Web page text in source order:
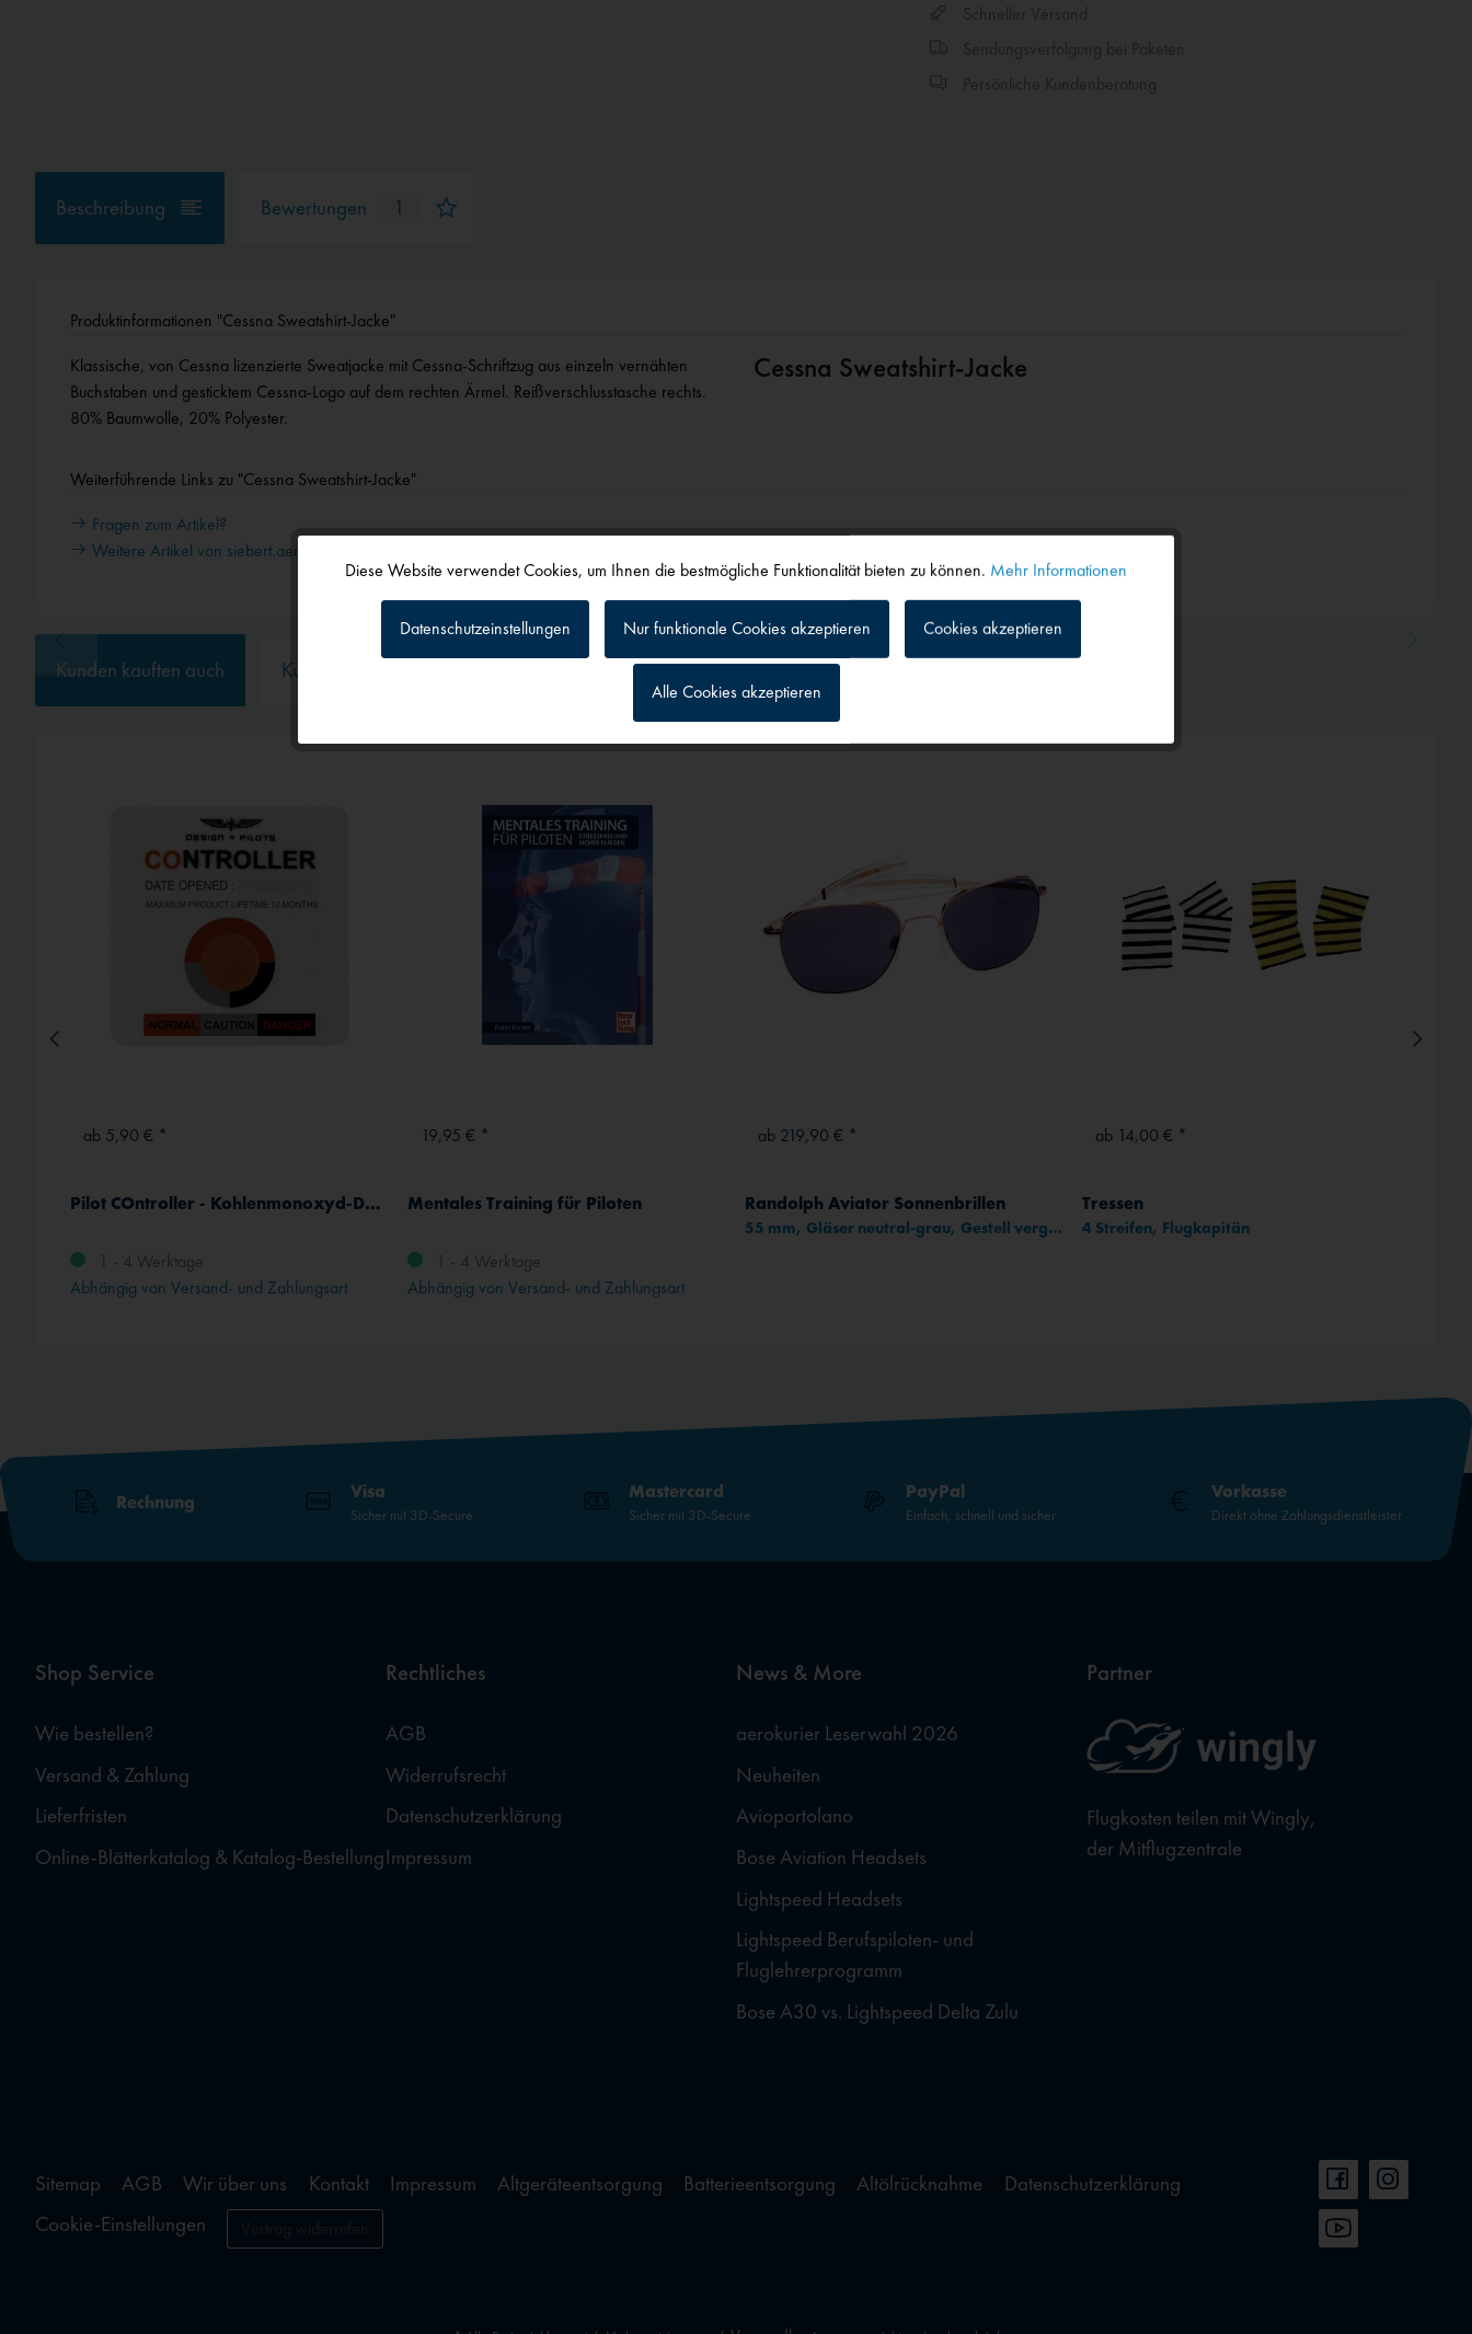
Beschreibung Bewertungen 1
Produktinformationen "Cessna Sweatshirt-Jacke"
Klassische, von Cessna lizenzierte Sweatjacke mit Cessna-Schriftzug aus einzeln vernähten
Buchstaben und gesticktem Cessna-Logo auf dem rechten Ärmel. Reißverschlusstasche rechts.
80% Baumwolle, 20% Polyester.
Cessna Sweatshirt-Jacke
Weiterführende Links zu "Cessna Sweatshirt-Jacke"
Fragen zum Artikel?
Weitere Artikel von siebert.aero
Kunden kauften auch Kunden haben sich ebenfalls angesehen
ab 5,90 € *
Pilot COntroller - Kohlenmonoxyd-Detektor
1 - 4 Werktage
Abhängig von Versand- und Zahlungsart
19,95 € *
Mentales Training für Piloten
1 - 4 Werktage
Abhängig von Versand- und Zahlungsart
ab 219,90 € *
Randolph Aviator Sonnenbrillen
55 mm, Gläser neutral-grau, Gestell vergoldet
ab 14,00 € *
Tressen
4 Streifen, Flugkapitän
Rechnung Visa
Sicher mit 3D-Secure
Mastercard
Sicher mit 3D-Secure
PayPal
Einfach, schnell und sicher
Vorkasse
Direkt ohne Zahlungsdienstleister
Shop Service
Wie bestellen?
Versand & Zahlung
Lieferfristen
Online-Blätterkatalog & Katalog-Bestellung
Rechtliches
AGB
Widerrufsrecht
Datenschutzerklärung
Impressum
News & More
aerokurier Leserwahl 2026
Neuheiten
Avioportolano
Bose Aviation Headsets
Lightspeed Headsets
Lightspeed Berufspiloten- und
Fluglehrerprogramm
Bose A30 vs. Lightspeed Delta Zulu
Partner
Flugkosten teilen mit Wingly,
der Mitflugzentrale
Sitemap AGB Wir über uns Kontakt Impressum Altgeräteentsorgung Batterieentsorgung Altölrücknahme
Datenschutzerklärung
Cookie-Einstellungen
Tracking Inaktiv
Diese Website verwendet Cookies, um Ihnen die bestmögliche Funktionalität bieten zu können. Mehr Informationen
Datenschutzeinstellungen Nur funktionale Cookies akzeptieren Cookies akzeptieren
Alle Cookies akzeptieren